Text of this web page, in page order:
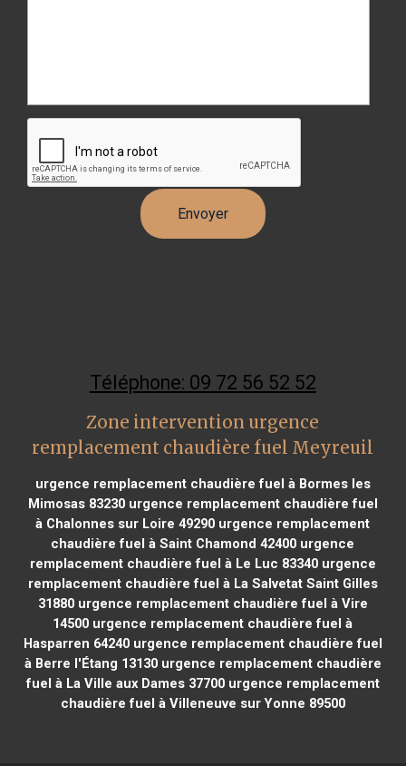
Téléphone: 09 72 56 52 52
Zone intervention urgence
remplacement chaudière fuel Meyreuil
urgence remplacement chaudière fuel à Bormes les
Mimosas 83230urgence remplacement chaudière fuel
à Chalonnes sur Loire 49290 urgence remplacement
chaudière fuel à Saint Chamond 42400 urgence
remplacement chaudière fuel à Le Luc 83340urgence
remplacement chaudière fuel à La Salvetat Saint Gilles
31880urgence remplacement chaudière fuel à Vire
14500 urgence remplacement chaudière fuel à
Hasparren 64240urgence remplacement chaudière fuel
à Berre l'Étang 13130urgence remplacement chaudière
fuel à La Ville aux Dames 37700urgence remplacement
chaudière fuel à Villeneuve sur Yonne 89500